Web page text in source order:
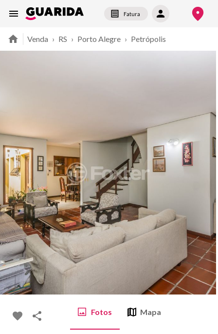
Fatura
Venda › RS › Porto Alegre › Petrópolis
Fotos Mapa